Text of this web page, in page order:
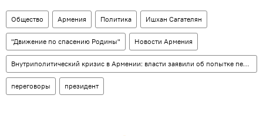
Общество Армения Политика Ишхан Сагателян
"Движение по спасению Родины" Новости Армения
Внутриполитический кризис в Армении: власти заявили об попытке переворота
переговоры президент